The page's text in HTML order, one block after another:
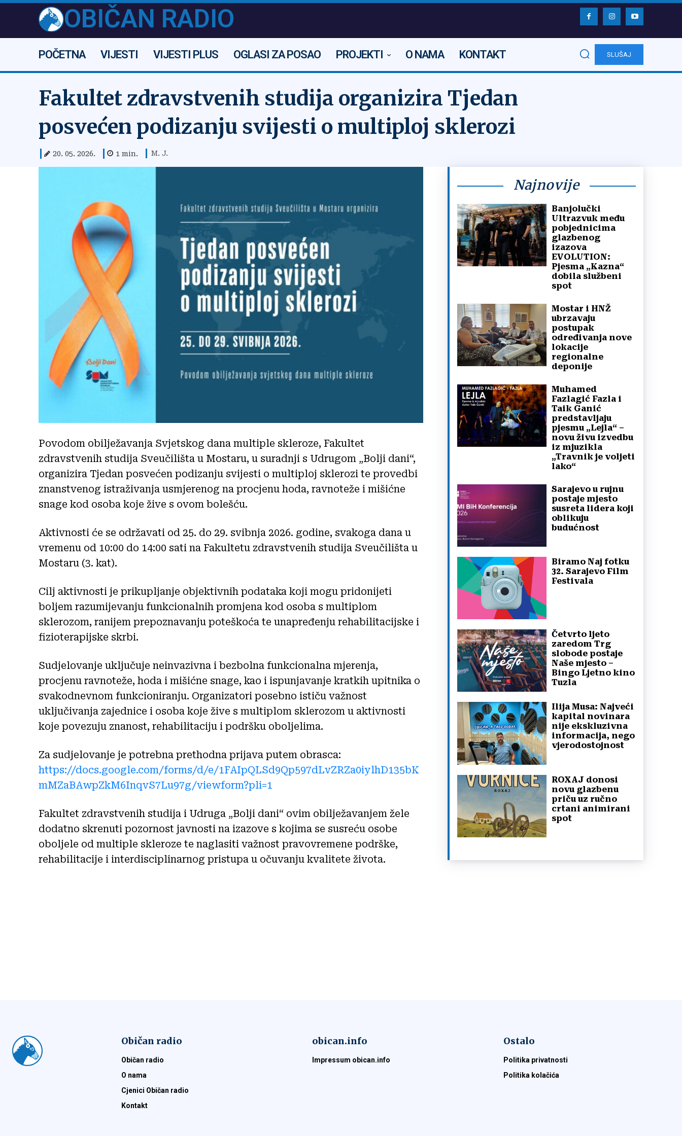
OBIČAN RADIO
POČETNA VIJESTI VIJESTI PLUS OGLASI ZA POSAO PROJEKTI O NAMA KONTAKT SLUŠAJ
Fakultet zdravstvenih studija organizira Tjedan
posvećen podizanju svijesti o multiploj sklerozi
20. 05. 2026. 1 min. M. J.
Povodom obilježavanja Svjetskog dana multiple skleroze, Fakultet
zdravstvenih studija Sveučilišta u Mostaru, u suradnji s Udrugom „Bolji dani“,
organizira Tjedan posvećen podizanju svijesti o multiploj sklerozi te provedbi
znanstvenog istraživanja usmjerenog na procjenu hoda, ravnoteže i mišićne
snage kod osoba koje žive s ovom bolešću.
Aktivnosti će se održavati od 25. do 29. svibnja 2026. godine, svakoga dana u
vremenu od 10:00 do 14:00 sati na Fakultetu zdravstvenih studija Sveučilišta u
Mostaru (3. kat).
Cilj aktivnosti je prikupljanje objektivnih podataka koji mogu pridonijeti
boljem razumijevanju funkcionalnih promjena kod osoba s multiplom
sklerozom, ranijem prepoznavanju poteškoća te unapređenju rehabilitacijske i
fizioterapijske skrbi.
Sudjelovanje uključuje neinvazivna i bezbolna funkcionalna mjerenja,
procjenu ravnoteže, hoda i mišićne snage, kao i ispunjavanje kratkih upitnika o
svakodnevnom funkcioniranju. Organizatori posebno ističu važnost
uključivanja zajednice i osoba koje žive s multiplom sklerozom u aktivnosti
koje povezuju znanost, rehabilitaciju i podršku oboljelima.
Za sudjelovanje je potrebna prethodna prijava putem obrasca:
https://docs.google.com/forms/d/e/1FAIpQLSd9Qp597dLvZRZa0iylhD135bK
mMZaBAwpZkM6InqvS7Lu97g/viewform?pli=1
Fakultet zdravstvenih studija i Udruga „Bolji dani“ ovim obilježavanjem žele
dodatno skrenuti pozornost javnosti na izazove s kojima se susreću osobe
oboljele od multiple skleroze te naglasiti važnost pravovremene podrške,
rehabilitacije i interdisciplinarnog pristupa u očuvanju kvalitete života.
Najnovije
Banjolučki
Ultrazvuk među
pobjednicima
glazbenog
izazova
EVOLUTION:
Pjesma „Kazna“
dobila službeni
spot
Mostar i HNŽ
ubrzavaju
postupak
određivanja nove
lokacije
regionalne
deponije
Muhamed
Fazlagić Fazla i
Taik Ganić
predstavljaju
pjesmu „Lejla“ –
novu živu izvedbu
iz mjuzikla
„Travnik je voljeti
lako“
Sarajevo u rujnu
postaje mjesto
susreta lidera koji
oblikuju
budućnost
Biramo Naj fotku
32. Sarajevo Film
Festivala
Četvrto ljeto
zaredom Trg
slobode postaje
Naše mjesto –
Bingo Ljetno kino
Tuzla
Ilija Musa: Najveći
kapital novinara
nije ekskluzivna
informacija, nego
vjerodostojnost
ROXAJ donosi
novu glazbenu
priču uz ručno
crtani animirani
spot
Običan radio
Običan radio
O nama
Cjenici Običan radio
Kontakt
obican.info
Impressum obican.info
Ostalo
Politika privatnosti
Politika kolačića